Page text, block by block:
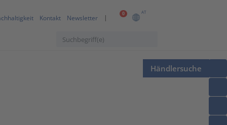
0 AT
Kontakt Newsletter
Händlersuche